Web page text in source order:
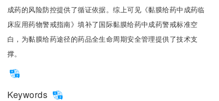
成药的风险防控提供了循证依据。综上可见《黏膜给药中成药临
床应用药物警戒指南》填补了国际黏膜给药中成药警戒标准空
白，为黏膜给药途径的药品全生命周期安全管理提供了技术支
撑。
Keywords